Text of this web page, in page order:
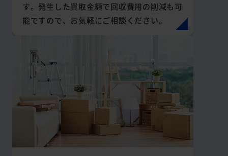
す。発生した買取金額で回収費用の削減も可
能ですので、お気軽にご相談ください。